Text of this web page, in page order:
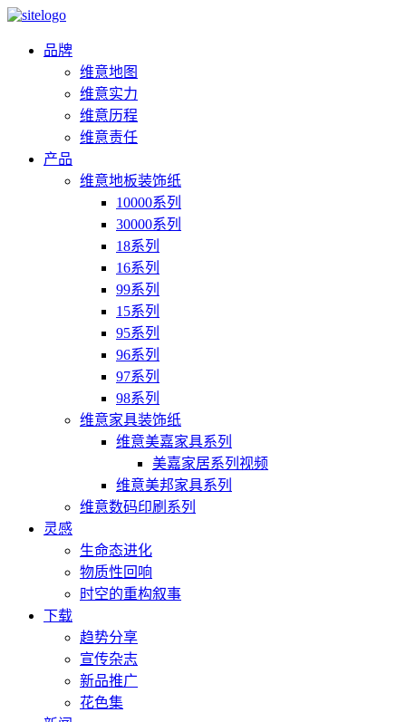
品牌
维意地图
维意实力
维意历程
维意责任
产品
维意地板装饰纸
10000系列
30000系列
18系列
16系列
99系列
15系列
95系列
96系列
97系列
98系列
维意家具装饰纸
维意美嘉家具系列
美嘉家居系列视频
维意美邦家具系列
维意数码印刷系列
灵感
生命态进化
物质性回响
时空的重构叙事
下载
趋势分享
宣传杂志
新品推广
花色集